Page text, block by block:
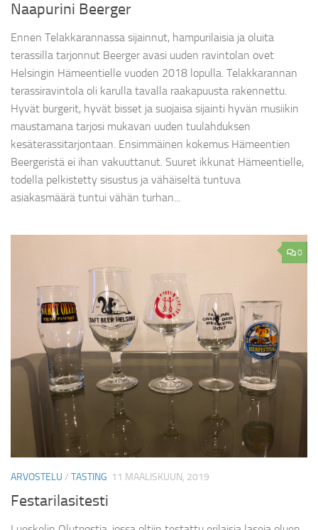
Naapurini Beerger
Ennen Telakkarannassa sijainnut, hampurilaisia ja oluita
terassilla tarjonnut Beerger avasi uuden ravintolan ovet
Helsingin Hämeentielle vuoden 2018 lopulla. Telakkarannan
terassiravintola oli karulla tavalla raakapuusta rakennettu.
Hyvät burgerit, hyvät bisset ja suojaisa sijainti hyvän musiikin
maustamana tarjosi mukavan uuden tuulahduksen
kesäterassitarjontaan. Ensimmäinen kokemus Hämeentien
Beergeristä ei ihan vakuuttanut. Suuret ikkunat Hämeentielle,
todella pelkistetty sisustus ja vähäiseltä tuntuva
asiakasmäärä tuntui vähän turhan...
0
ARVOSTELU / TASTING 11 MAALISKUUN, 2019
Festarilasitesti